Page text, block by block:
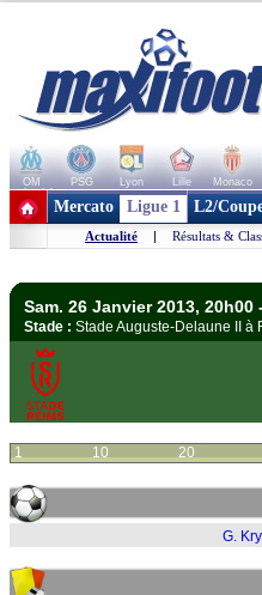
OM PSG Lyon Lille Monaco
+ de clubs
Mercato Ligue 1 L2/
Actualité | Résultats &
Sam. 26 Janvier 2013, 20h00
Stade : Stade Auguste-Delaune II
1 10 20
G.